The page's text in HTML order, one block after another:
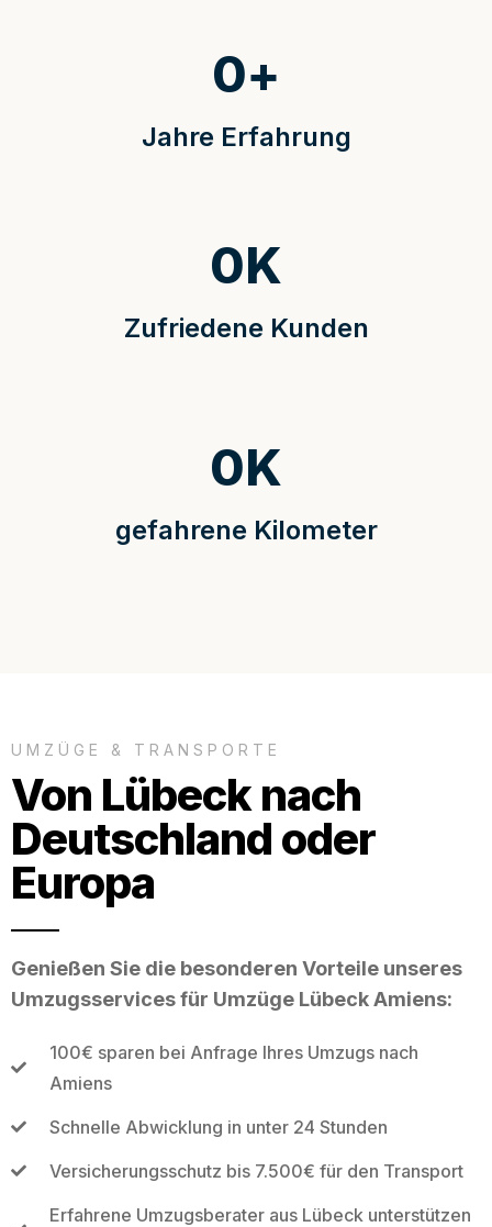
Jahre Erfahrung
0+
Zufriedene Kunden
0K
gefahrene Kilometer
0K
UMZÜGE & TRANSPORTE
Von Lübeck nach
Deutschland oder
Europa
Genießen Sie die besonderen Vorteile unseres
Umzugsservices für Umzüge Lübeck Amiens:
100€ sparen bei Anfrage Ihres Umzugs nach
Amiens
Schnelle Abwicklung in unter 24 Stunden
Versicherungsschutz bis 7.500€ für den Transport
Erfahrene Umzugsberater aus Lübeck unterstützen